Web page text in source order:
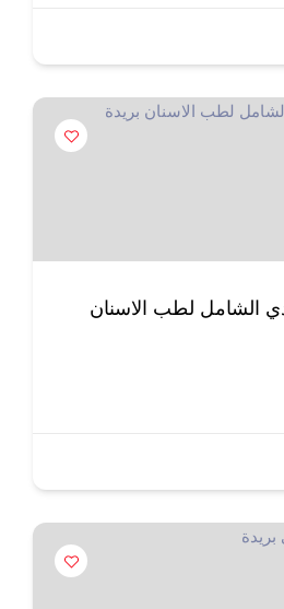
الشامل لطب الاسنان